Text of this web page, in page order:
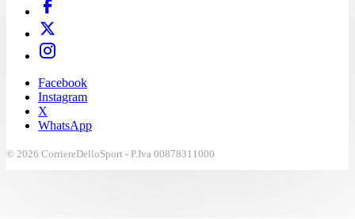
Facebook
Instagram
X
WhatsApp
© 2026 CorriereDelloSport - P.Iva 00878311000